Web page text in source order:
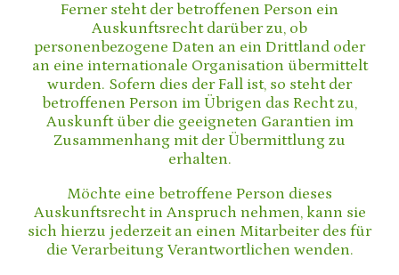
Ferner steht der betroffenen Person ein
Auskunftsrecht darüber zu, ob
personenbezogene Daten an ein Drittland oder
an eine internationale Organisation übermittelt
wurden. Sofern dies der Fall ist, so steht der
betroffenen Person im Übrigen das Recht zu,
Auskunft über die geeigneten Garantien im
Zusammenhang mit der Übermittlung zu
erhalten.
Möchte eine betroffene Person dieses
Auskunftsrecht in Anspruch nehmen, kann sie
sich hierzu jederzeit an einen Mitarbeiter des für
die Verarbeitung Verantwortlichen wenden.